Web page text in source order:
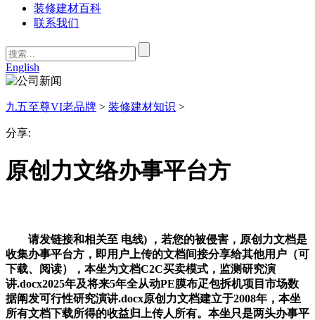
装修建材百科
联系我们
English
九五至尊VI老品牌 > 装修建材知识 >
分享:
原创力文络办事平台方
请发链接和相关至 电线) ，若您的被侵害，原创力文档是
收集办事平台方，即用户上传的文档间接分享给其他用户（可
下载、阅读），本坐为文档C2C买卖模式，监测研究演
讲.docx2025年及将来5年全从动PE膜布疋包拆机项目市场数
据阐发可行性研究演讲.docx原创力文档建立于2008年，本坐
所有文档下载所得的收益归上传人所有。本坐只是两头办事平